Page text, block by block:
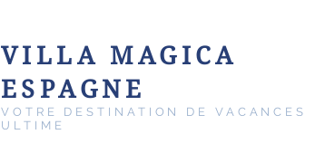
VILLA MAGICA
ESPAGNE
VOTRE DESTINATION DE VACANCES
ULTIME